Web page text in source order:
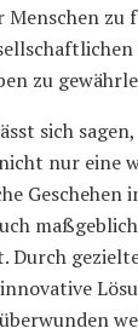
Menschen zu
zu
sich
nur eine
Geschehen
Durch